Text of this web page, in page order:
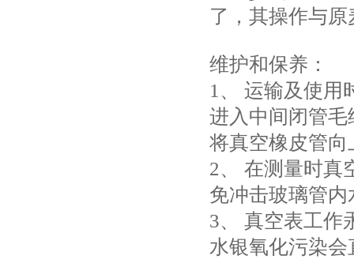
了，其操作与
维护和保养：
1、 运输及使用
进入中间闭管
将真空橡皮管
2、 在测量时真
免冲击玻璃管
3、 真空表工作
水银氧化污染